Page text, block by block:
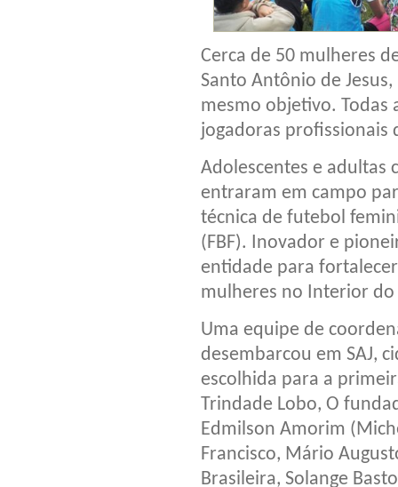
Cerca de 50 mulheres
Santo Antônio de
mesmo objetivo.
jogadoras profissionais
Adolescentes e adultas
entraram em campo
técnica de futebol
(FBF). Inovador e
entidade para
mulheres no Interior do
Uma equipe de
desembarcou em SAJ,
escolhida para a
Trindade Lobo, O
Edmilson Amorim
Francisco, Mário
Brasileira, Solange